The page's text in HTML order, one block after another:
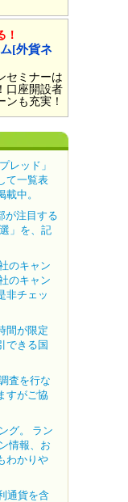
！
[外貨ネ
セミナーは
口座開設者
ンも充実！
レッド」
て一覧表
中。
が注目する
」を、記
のキャン
のキャン
非チェッ
間が限定
できる国
査を行な
すがご協
グ。 ラン
情報、お
わかりや
通貨を含